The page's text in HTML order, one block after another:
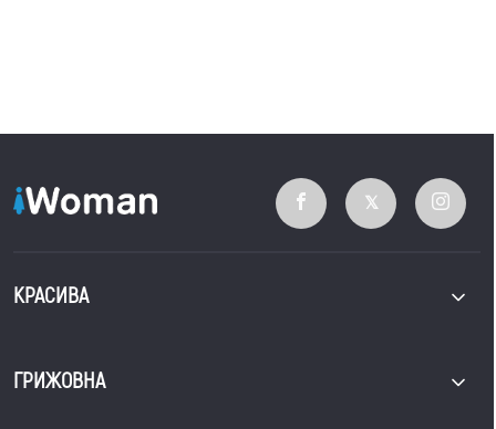
КРАСИВА
ГРИЖОВНА